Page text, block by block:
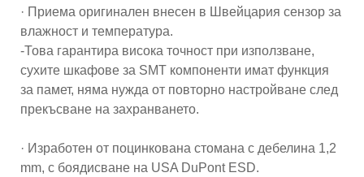
· Приема оригинален внесен в Швейцария сензор за
влажност и температура.
-Това гарантира висока точност при използване,
сухите шкафове за SMT компоненти имат функция
за памет, няма нужда от повторно настройване след
прекъсване на захранването.
· Изработен от поцинкована стомана с дебелина 1,2
mm, с боядисване на USA DuPont ESD.